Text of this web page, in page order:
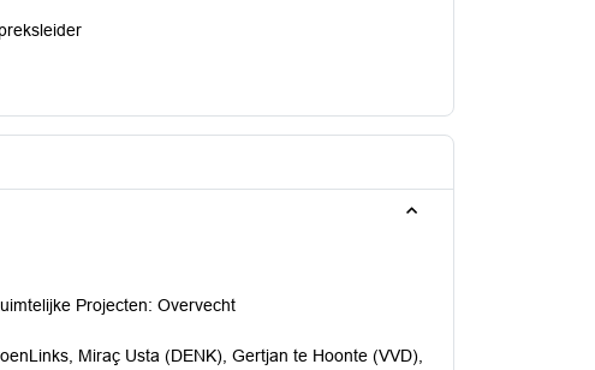
Projecten: Overvecht
Miraç Usta (DENK), Gertjan te Hoonte (VVD),